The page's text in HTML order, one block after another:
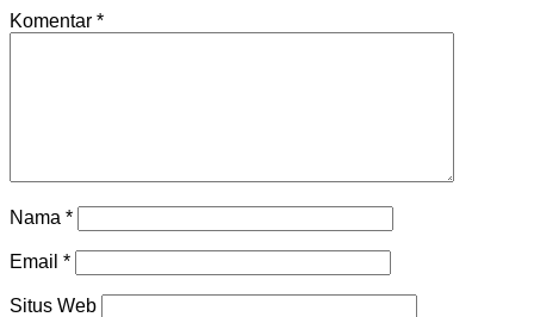
Komentar *
Nama *
Email *
Situs Web